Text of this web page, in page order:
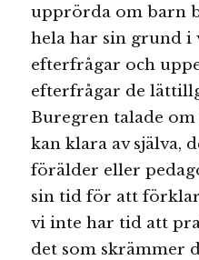
upprörda om barn
hela har sin grund i
efterfrågar och
efterfrågar de
Buregren talade
kan klara av själva,
förälder eller
sin tid för att
vi inte har tid att
det som skrämmer